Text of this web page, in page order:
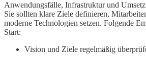
Anwendungsfälle, Infrastruktur und
Sie sollten klare Ziele definieren,
moderne Technologien setzen. Folgende
Start:
Vision und Ziele regelmäßig